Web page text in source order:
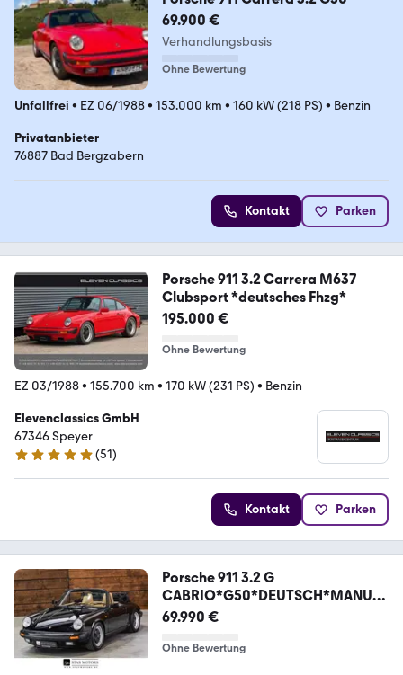
69.900 €
Verhandlungsbasis
Ohne Bewertung
Unfallfrei • EZ 06/1988• 153.000 km • 160 kW (218 PS) • Benzin
Privatanbieter
76887 Bad Bergzabern
Kontakt Parken
Porsche 911 3.2 Carrera M637
Clubsport *deutsches Fhzg*
195.000 €
Ohne Bewertung
EZ 03/1988• 155.700 km • 170 kW (231 PS) • Benzin
Elevenclassics GmbH
67346 Speyer
4.9 Sterne
(51)
Kontakt Parken
Porsche 911 3.2 G
CABRIO*G50*DEUTSCH*MANUEL
LES VERDECK
69.990 €
Ohne Bewertung